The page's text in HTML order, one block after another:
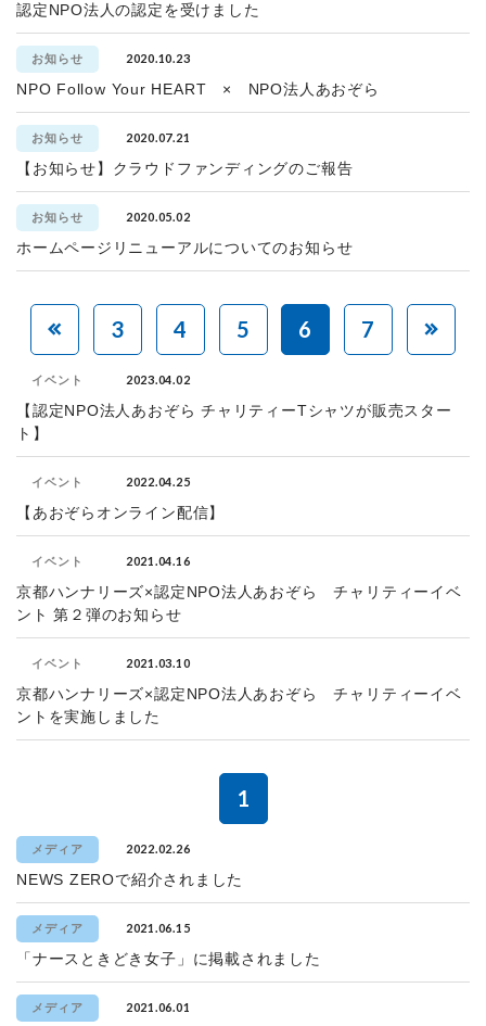
認定NPO法人の認定を受けました
お知らせ 2020.10.23
NPO Follow Your HEART × NPO法人あおぞら
お知らせ 2020.07.21
【お知らせ】クラウドファンディングのご報告
お知らせ 2020.05.02
ホームページリニューアルについてのお知らせ
3 4 5 6 7
イベント 2023.04.02
【認定NPO法人あおぞら チャリティーTシャツが販売スター
ト】
イベント 2022.04.25
【あおぞらオンライン配信】
イベント 2021.04.16
京都ハンナリーズ×認定NPO法人あおぞら チャリティーイベ
ント 第２弾のお知らせ
イベント 2021.03.10
京都ハンナリーズ×認定NPO法人あおぞら チャリティーイベ
ントを実施しました
1
メディア 2022.02.26
NEWS ZEROで紹介されました
メディア 2021.06.15
「ナースときどき女子」に掲載されました
メディア 2021.06.01